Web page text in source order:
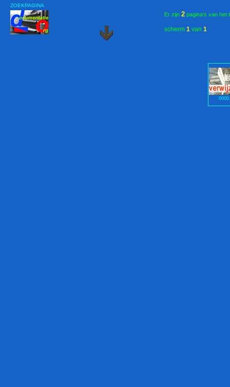
ZOEKPAGINA
Er zijn 2 pagina's van het
scherm 1 van 1